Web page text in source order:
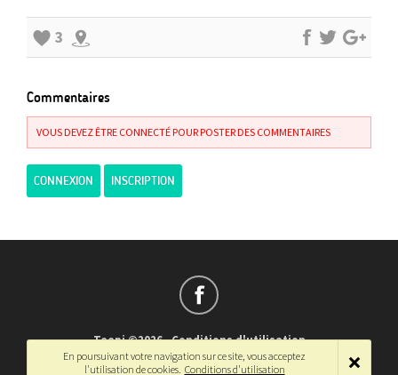
3
Commentaires
VOUS DEVEZ ÊTRE CONNECTÉ POUR POSTER DES COMMENTAIRES
CONNEXION INSCRIPTION
Teepi ©2026-Conditions d'utilisation
Français-English
En poursuivant votre navigation sur ce site, vous acceptez
l'utilisation de cookies. Conditions d'utilisation